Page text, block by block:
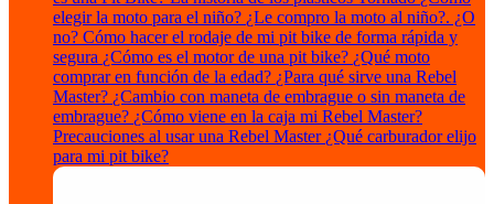
elegir la moto para el niño? ¿Le compro la moto al niño?. ¿O
no? Cómo hacer el rodaje de mi pit bike de forma rápida y
segura ¿Cómo es el motor de una pit bike? ¿Qué moto
comprar en función de la edad? ¿Para qué sirve una Rebel
Master? ¿Cambio con maneta de embrague o sin maneta de
embrague? ¿Cómo viene en la caja mi Rebel Master?
Precauciones al usar una Rebel Master ¿Qué carburador elijo
para mi pit bike?